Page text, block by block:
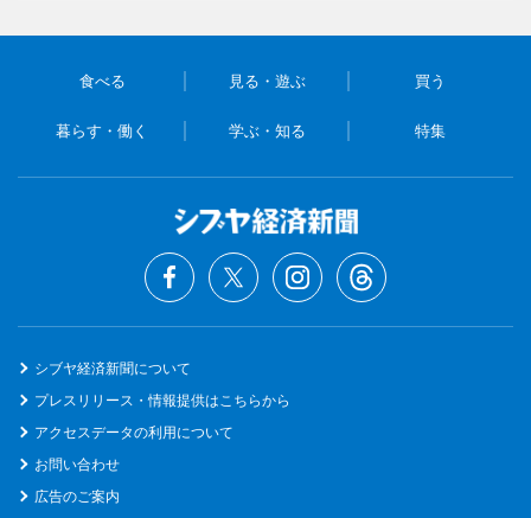
食べる 見る・遊ぶ 買う
暮らす・働く 学ぶ・知る 特集
シブヤ経済新聞について
プレスリリース・情報提供はこちらから
アクセスデータの利用について
お問い合わせ
広告のご案内